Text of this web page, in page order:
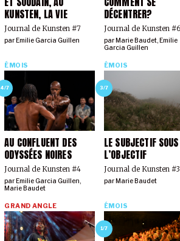
KUNSTEN, LA VIE
Journal de Kunsten #7
parEmilie Garcia Guillen
DÉCENTRER?
Journal de Kunsten #6
parMarie Baudet,Emilie
Garcia Guillen
4/7
AU CONFLUENT DES
ODYSSÉES NOIRES
Journal de Kunsten #4
ÉMOIS
parEmilie Garcia Guillen,
Marie Baudet
3/7
LE SUBJECTIF SOUS
L’OBJECTIF
Journal de Kunsten #3
ÉMOIS
parMarie Baudet
GRAND ANGLE
1/7
ÉMOIS